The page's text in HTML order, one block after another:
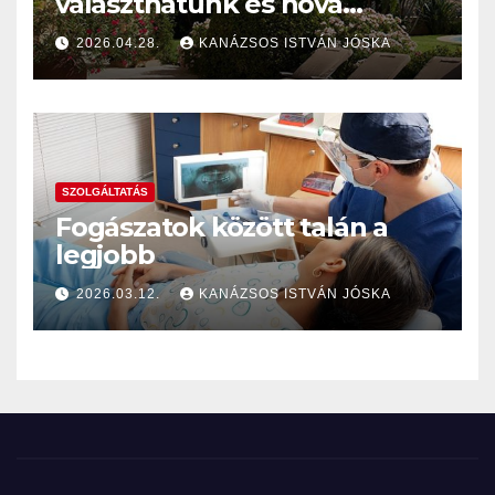
szereltessünk naphálót
napellenző helyett?
2026.04.28. KANÁZSOS ISTVÁN JÓSKA
SZOLGÁLTATÁS
Fogászatok között talán a
legjobb
2026.03.12. KANÁZSOS ISTVÁN JÓSKA